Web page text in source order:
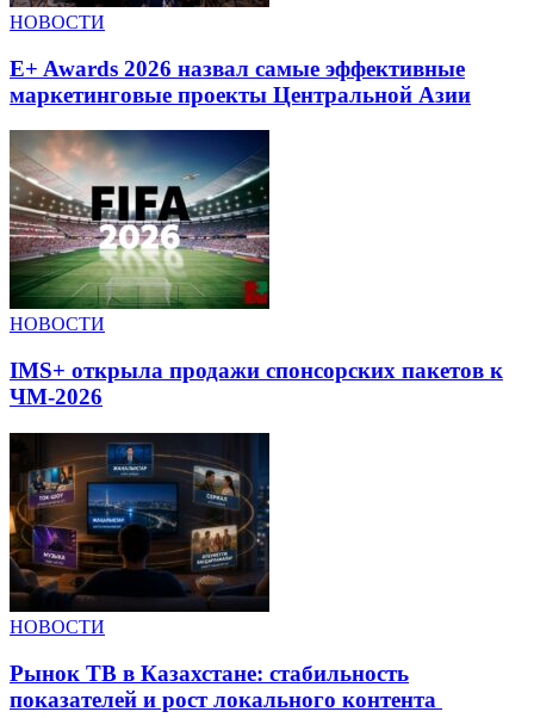
НОВОСТИ
E+ Awards 2026 назвал самые эффективные
маркетинговые проекты Центральной Азии
НОВОСТИ
IMS+ открыла продажи спонсорских пакетов к
ЧМ-2026
НОВОСТИ
Рынок ТВ в Казахстане: стабильность
показателей и рост локального контента